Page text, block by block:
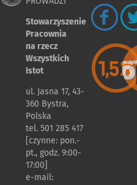
Stowarzyszenie
Pracownia
na rzecz
Wszystkich
Istot
ul. Jasna 17, 43-
360 Bystra,
Polska
tel. 501 285 417
[czynne: pon.-
pt., godz. 9:00-
17:00]
e-mail: